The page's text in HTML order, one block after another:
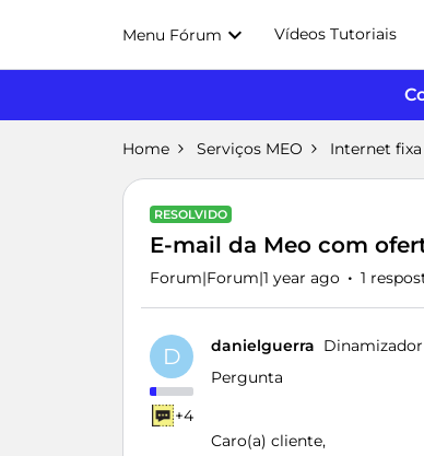
Menu Fórum Vídeos Tutoriais
Home Serviços MEO Internet
RESOLVIDO
E-mail da Meo com
Forum|Forum|1 year ago 1
D
+4
danielguerra
Pergunta
Caro(a) cliente,